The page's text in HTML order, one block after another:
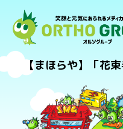
【まほらや】「花